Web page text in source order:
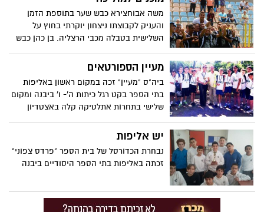
משה אבוחצירא כבש שער בתוספת הזמן
והעניק לקבוצתו ניצחון יוקרתי בחוץ על
השלישית בטבלה מכבי הרצליה. בן כהן כבש
מוכנה לקראת המשחק מול העולה הטרייה
לליגת העל נס ציונה
מעיין הספורטאים
ביה"ס "מעיין" זכה במקום ראשון באליפות
בתי הספר בקט רגל כיתות ה'- ו' ביבנה ומקום
שלישי בתחרות אתלטיקה קלה באצטדיון
יש אליפות
נבחרת הכדורסל של בית הספר "פרדס צפוני"
זכתה באליפות בתי הספר היסודיים ביבנה